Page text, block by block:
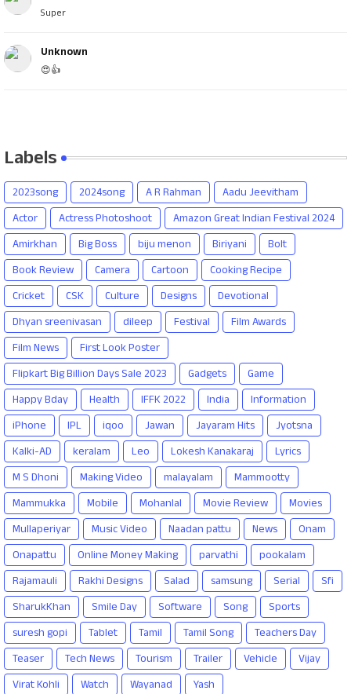
Super
Unknown
😍👍
Labels
2023song 2024song A R Rahman
Aadu Jeevitham
Actor
Actress Photoshoot
Amazon Great Indian Festival 2024
Amirkhan
Big Boss biju menon Biriyani
Bolt
Book Review
Camera Cartoon
Cooking Recipe
Cricket
CSK Culture Designs
Devotional
Dhyan sreenivasan
dileep Festival
Film Awards
Film News
First Look Poster
Flipkart Big Billion Days Sale 2023
Gadgets
Game
Happy Bday
Health IFFK 2022 India
Information
iPhone
IPL iqoo Jawan Jayaram Hits
Jyotsna
Kalki-AD
keralam Leo Lokesh Kanakaraj
Lyrics
M S Dhoni
Making Video malayalam
Mammootty
Mammukka
Mobile Mohanlal Movie Review
Movies
Mullaperiyar
Music Video Naadan pattu News
Onam
Onapattu
Online Money Making parvathi
pookalam
Rajamauli
Rakhi Designs Salad samsung Serial
Sfi
SharukKhan
Smile Day Software Song
Sports
suresh gopi
Tablet Tamil Tamil Song
Teachers Day
Teaser
Tech News Tourism Trailer Vehicle
Vijay
Virat Kohli
Watch Wayanad Yash